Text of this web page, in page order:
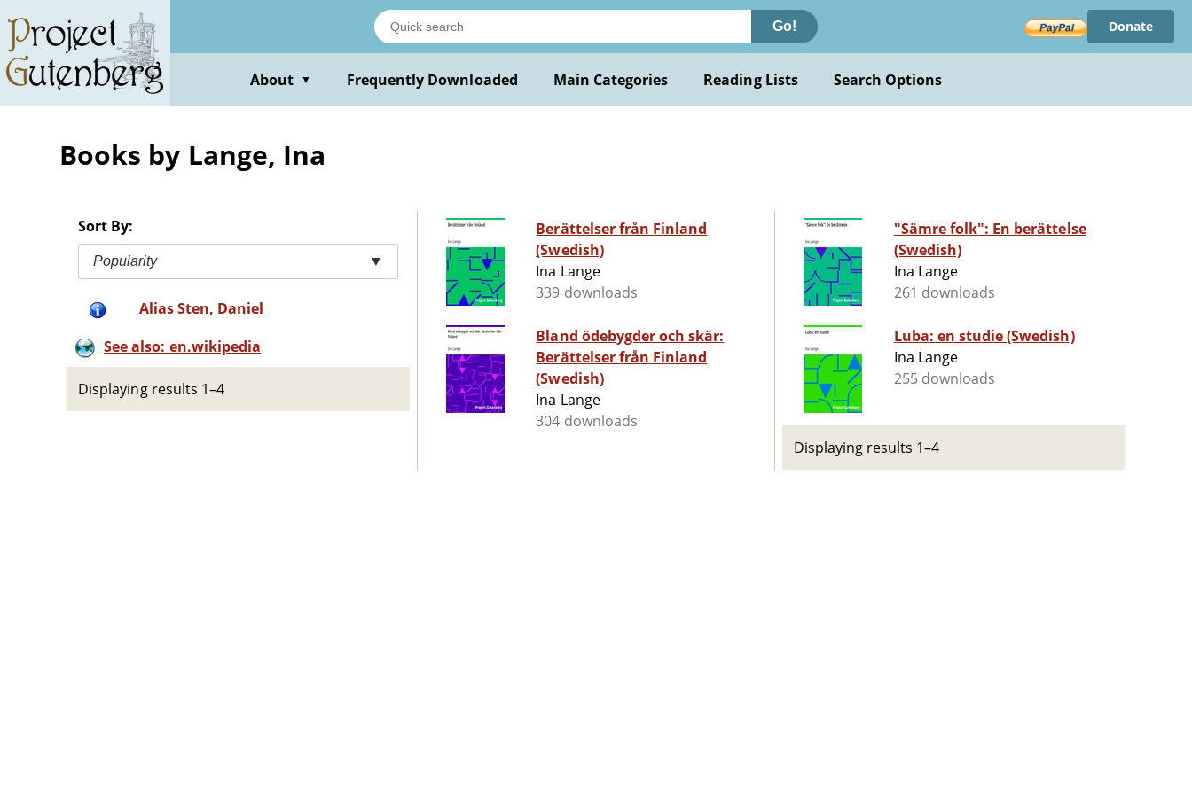
main
content
Go! Donate
About ▼ Frequently Downloaded Main Categories Reading Lists Search Options
Books by Lange, Ina
Sort By:
Popularity ▼
Alias Sten, Daniel
See also: en.wikipedia
Displaying results 1–4
Berättelser från Finland
(Swedish)
Ina Lange
339 downloads
Bland ödebygder och skär:
Berättelser från Finland
(Swedish)
Ina Lange
304 downloads
"Sämre folk": En berättelse
(Swedish)
Ina Lange
261 downloads
Luba: en studie (Swedish)
Ina Lange
255 downloads
Displaying results 1–4